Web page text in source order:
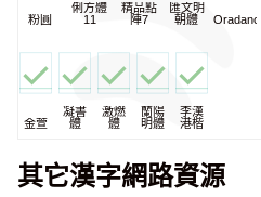
粉圓
俐方體
11
精品點
陣7
匯文明
朝體
Oradano
金萱
凝書
體
激燃
體
蘭陽
明體
李漢
港楷
其它漢字網路資源